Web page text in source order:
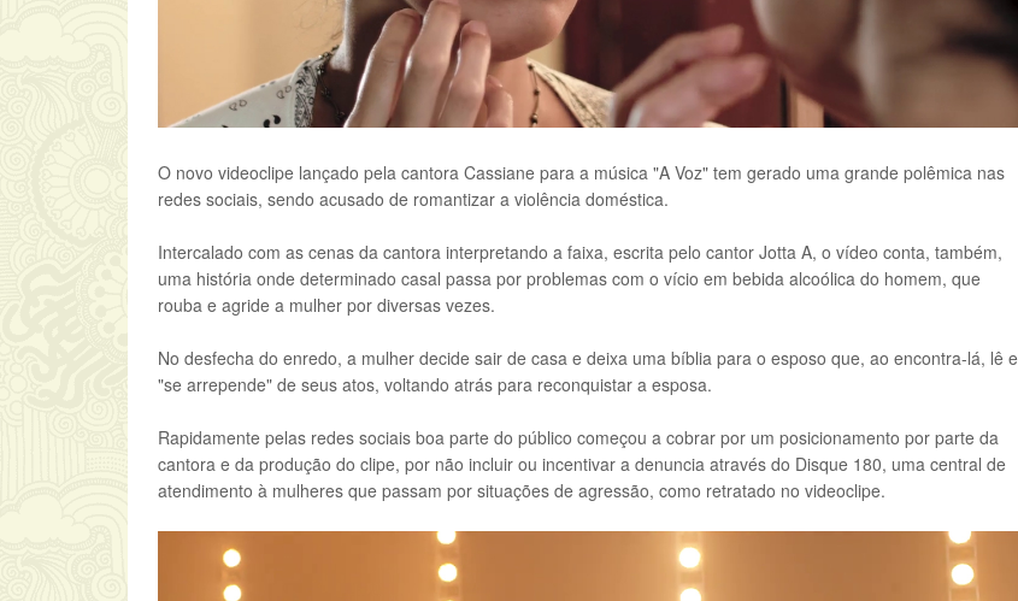
O novo videoclipe lançado pela cantora Cassiane para a música "A Voz" tem gerado uma grande polêmica nas
redes sociais, sendo acusado de romantizar a violência doméstica.
Intercalado com as cenas da cantora interpretando a faixa, escrita pelo cantor Jotta A, o vídeo conta, também,
uma história onde determinado casal passa por problemas com o vício em bebida alcoólica do homem, que
rouba e agride a mulher por diversas vezes.
No desfecha do enredo, a mulher decide sair de casa e deixa uma bíblia para o esposo que, ao encontra-lá, lê e
"se arrepende" de seus atos, voltando atrás para reconquistar a esposa.
Rapidamente pelas redes sociais boa parte do público começou a cobrar por um posicionamento por parte da
cantora e da produção do clipe, por não incluir ou incentivar a denuncia através do Disque 180, uma central de
atendimento à mulheres que passam por situações de agressão, como retratado no videoclipe.